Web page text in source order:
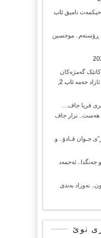
نامیق ئاب
ڕۆستەم.. موحسین
کاتێک گەمژەکان
حەمە
ئاب 2,
فریا جاف…
هەست.. نزار جاف
جـوان قـادۆ.. و.
جەنگدا.. ئەحمەد
نەوزاد بەندی
نوێ